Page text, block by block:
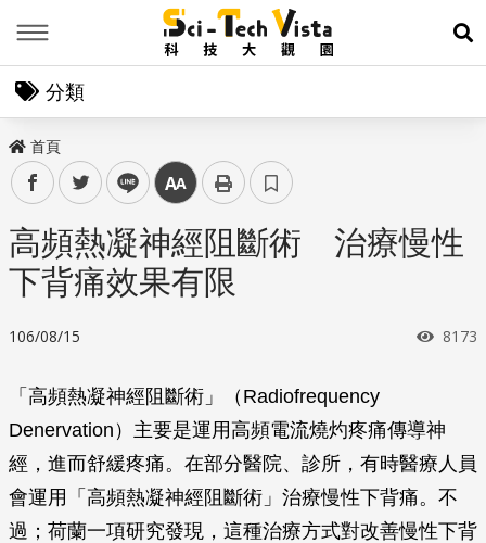
展
分類
首頁
facebooktwitter line 中
高頻熱凝神經阻斷術 治療慢性
下背痛效果有限
106/08/15 瀏覽
8173
「高頻熱凝神經阻斷術」（Radiofrequency
Denervation）主要是運用高頻電流燒灼疼痛傳導神
經，進而舒緩疼痛。在部分醫院、診所，有時醫療人員
會運用「高頻熱凝神經阻斷術」治療慢性下背痛。不
過；荷蘭一項研究發現，這種治療方式對改善慢性下背